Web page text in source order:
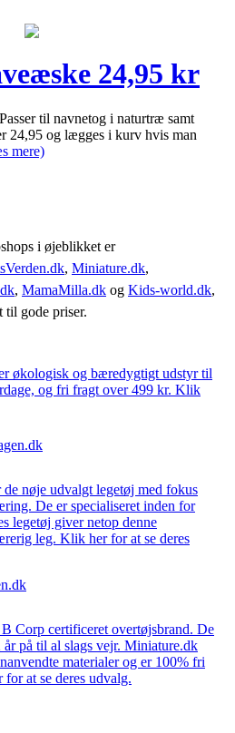
24,95 kr
til navnetog i naturtræ samt
24,95 og lægges i kurv hvis man
mere)
i øjeblikket er
, Miniature.dk,
, MamaMilla.dk og Kids-world.dk,
til gode priser.
økologisk og bæredygtigt udstyr til
og fri fragt over 499 kr. Klik
nøje udvalgt legetøj med fokus
De er specialiseret inden for
legetøj giver netop denne
leg. Klik her for at se deres
Corp certificeret overtøjsbrand. De
på til al slags vejr. Miniature.dk
materialer og er 100% fri
at se deres udvalg.